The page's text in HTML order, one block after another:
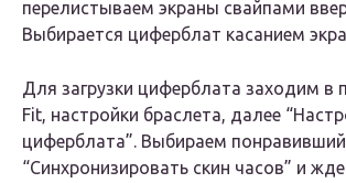
перелистываем экраны свайпами
Выбирается циферблат касанием
Для загрузки циферблата заходим в
Fit, настройки браслета, далее
циферблата”. Выбираем
“Синхронизировать скин часов” и